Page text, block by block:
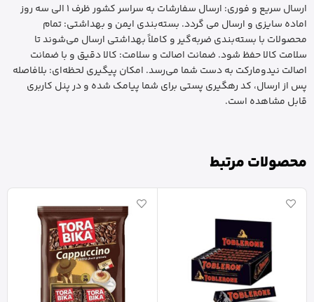
ارسال سریع و فوری: ارسال سفارشات به سراسر کشور ظرف 1 الی سه روز
اماده سایزی و ارسال می گردد. بسته‌بندی ایمن و بهداشتی: تمام
محصولات با بسته‌بندی ضربه‌گیر و کاملاً بهداشتی ارسال می‌شوند تا
سلامت کالا حفظ شود. ضمانت اصالت و سلامت: کالا دقیق و با ضمانت
اصالت نیدومارکت به دست شما می‌رسد. امکان پیگیری لحظه‌ای: بلافاصله
پس از ارسال، کد رهگیری پستی برای شما پیامک شده و در پنل کاربری
قابل مشاهده است.
محصولات مرتبط